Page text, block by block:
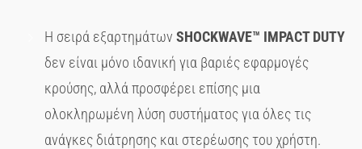
Η σειρά εξαρτημάτων SHOCKWAVE™ IMPACTDUTY
δεν είναι μόνο ιδανική για βαριές εφαρμογές
κρούσης, αλλά προσφέρει επίσης μια
ολοκληρωμένη λύση συστήματος για όλες τις
ανάγκες διάτρησης και στερέωσης του χρήστη.